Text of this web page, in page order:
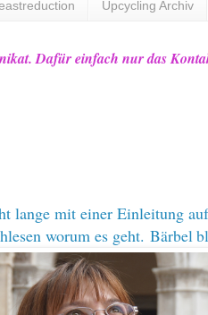
Upcycling Archiv
Dafür einfach nur das
lange mit einer Einleitung
worum es geht. Bärbel